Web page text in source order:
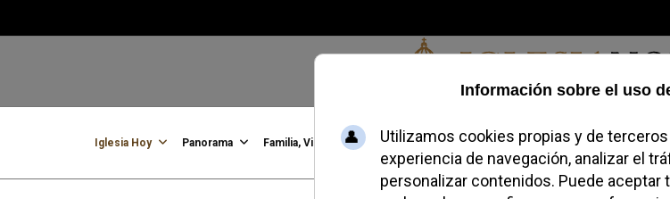
Viernes, 07 de agosto de
Iglesia Hoy Panorama Familia, Vida, Identidad Credofobiómetro Blogs Temas Buscar